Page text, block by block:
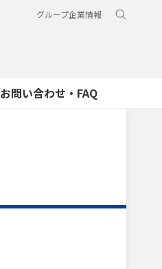
グループ企業情報
お問い合わせ・FAQ